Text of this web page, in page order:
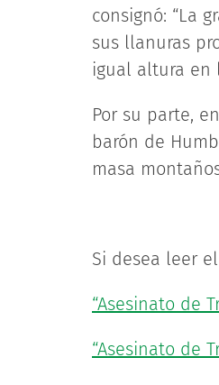
consignó: “La
sus llanuras
igual altura en
Por su parte,
barón de
masa
Si desea leer
“Asesinato de
“Asesinato de